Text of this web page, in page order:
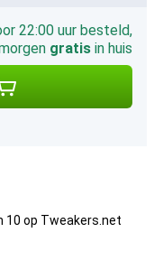
22:00 uur besteld,
gratis in huis
10 op Tweakers.net